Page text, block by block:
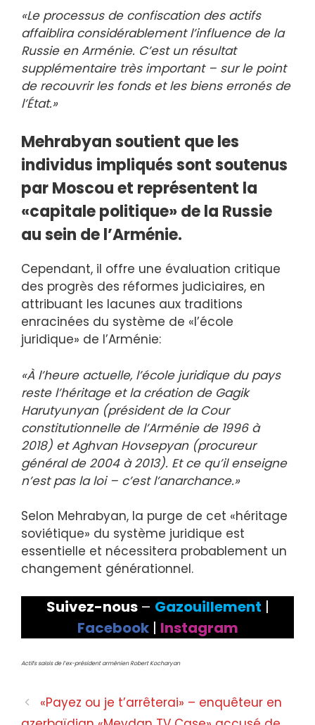
«Le processus de confiscation des actifs
affaiblira considérablement l’influence de la
Russie en Arménie. C’est un résultat
supplémentaire très important – sur le point
de recouvrir les fonds et les biens erronés de
l’État.»
Mehrabyan soutient que les
individus impliqués sont soutenus
par Moscou et représentent la
«capitale politique» de la Russie
au sein de l’Arménie.
Cependant, il offre une évaluation critique
des progrès des réformes judiciaires, en
attribuant les lacunes aux traditions
enracinées du système de «l’école
juridique» de l’Arménie:
«À l’heure actuelle, l’école juridique du pays
reste l’héritage et la création de Gagik
Harutyunyan (président de la Cour
constitutionnelle de l’Arménie de 1996 à
2018) et Aghvan Hovsepyan (procureur
général de 2004 à 2013). Et ce qu’il enseigne
n’est pas la loi – c’est l’anarchance.»
Selon Mehrabyan, la purge de cet «héritage
soviétique» du système juridique est
essentielle et nécessitera probablement un
changement générationnel.
Suivez-nous – Gazouillement |
Facebook| Instagram
Actifs saisis de l’ex-président arménien Robert Kocharyan
«Payez ou je t’arrêterai» – enquêteur en